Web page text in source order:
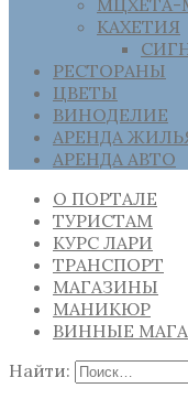
КАХЕТИЯ
РЕСТОРАНЫ
ЦВЕТЫ
ВИНОДЕЛИЕ
АРЕНДА
АРЕНДА АВТО
О ПОРТАЛЕ
ТУРИСТАМ
КУРС ЛАРИ
ТРАНСПОРТ
МАГАЗИНЫ
МАНИКЮР
ВИННЫЕ
Найти: